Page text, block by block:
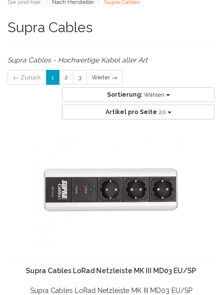
Sie sind hier: Nach Hersteller Supra Cables
Supra Cables
Supra Cables - Hochwertige Kabel aller Art
← Zurück 1 2 3 Weiter →
Sortierung: Wählen
Artikel pro Seite 20
Supra Cables LoRad Netzleiste MK III MD03 EU/SP
Supra Cables LoRad Netzleiste MK III MD03 EU/SP